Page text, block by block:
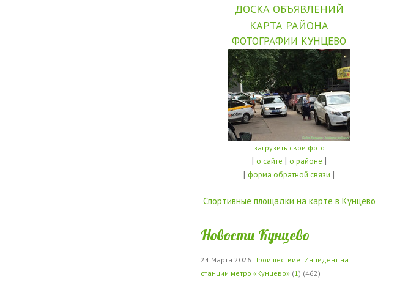
ДОСКА ОБЪЯВЛЕНИЙ
КАРТА РАЙОНА
ФОТОГРАФИИ КУНЦЕВО
загрузить свои фото
| о сайте | о районе |
|форма обратной связи |
Спортивные площадки на карте в Кунцево
Новости Кунцево
24 Марта 2026 Проишествие: Инцидент на
станции метро «Кунцево» (1) (462)